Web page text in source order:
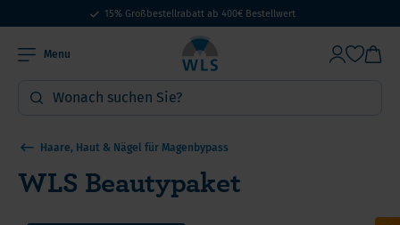
15% Großbestellrabatt ab 400€ Bestellwert
Menu
Haare, Haut & Nägel für Magenbypass
WLS Beautypaket